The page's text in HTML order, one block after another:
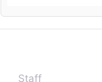
Staff